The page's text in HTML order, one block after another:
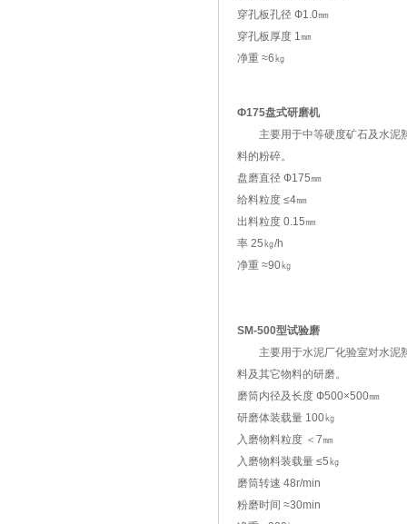
穿孔板孔径 Ф1.0㎜
穿孔板厚度 1㎜
净重 ≈6㎏
Ф175盘式研磨机
主要用于中等硬度矿石及水泥
料的粉碎。
盘磨直径 Ф175㎜
给料粒度 ≤4㎜
出料粒度 0.15㎜
率 25㎏/h
净重 ≈90㎏
SM-500型试验磨
主要用于水泥厂化验室对水泥
料及其它物料的研磨。
磨筒内径及长度 Ф500×500㎜
研磨体装载量 100㎏
入磨物料粒度 ＜7㎜
入磨物料装载量 ≤5㎏
磨筒转速 48r/min
粉磨时间 ≈30min